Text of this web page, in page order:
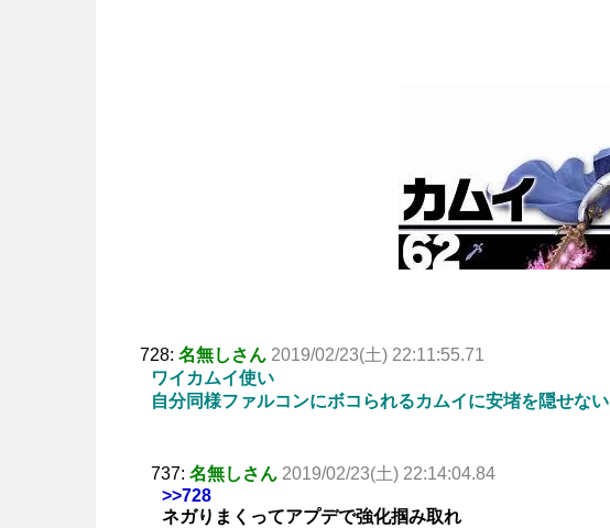
728: 名無しさん 2019/02/23(土) 22:11:55.71
ワイカムイ使い
自分同様ファルコンにボコられるカムイに安堵を隠せない
737: 名無しさん 2019/02/23(土) 22:14:04.84
>>728
ネガりまくってアプデで強化掴み取れ